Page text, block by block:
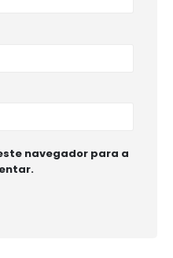
navegador para a